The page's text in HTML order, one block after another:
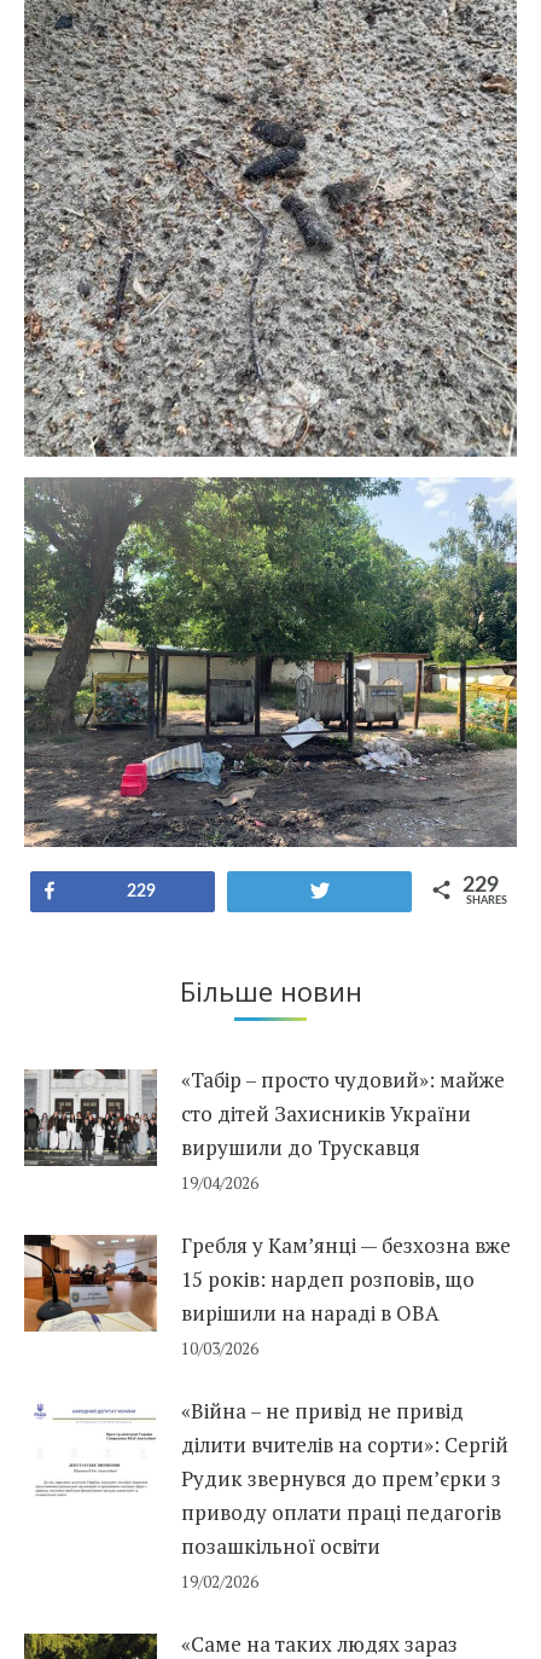
229 229
SHARES
Більше новин
«Табір – просто чудовий»: майже
сто дітей Захисників України
вирушили до Трускавця
19/04/2026
Гребля у Кам’янці — безхозна вже
15 років: нардеп розповів, що
вирішили на нараді в ОВА
10/03/2026
«Війна – не привід не привід
ділити вчителів на сорти»: Сергій
Рудик звернувся до прем’єрки з
приводу оплати праці педагогів
позашкільної освіти
19/02/2026
«Саме на таких людях зараз